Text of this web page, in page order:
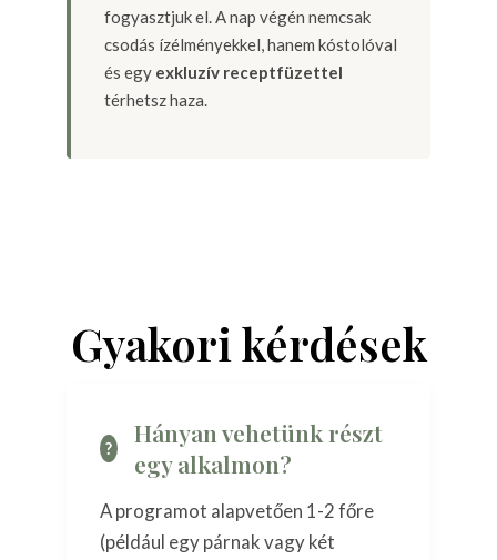
fogyasztjuk el. A nap végén nemcsak
csodás ízélményekkel, hanem kóstolóval
és egy exkluzív receptfüzettel
térhetsz haza.
Gyakori kérdések
Hányan vehetünk részt
egy alkalmon?
A programot alapvetően 1-2 főre
(például egy párnak vagy két